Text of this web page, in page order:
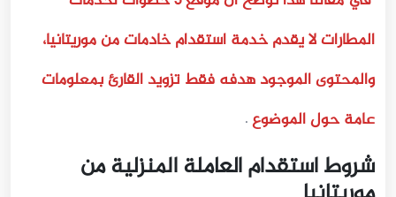
المطارات لا يقدم خدمة استقدام خادمات من موريتانيا،
والمحتوى الموجود هدفه فقط تزويد القارئ بمعلومات
عامة حول الموضوع.
شروط استقدام العاملة المنزلية من